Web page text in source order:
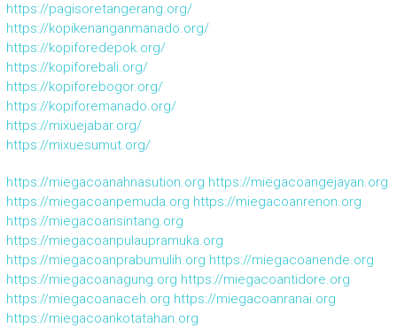
https://pagisoretangerang.org/
https://kopikenanganmanado.org/
https://kopiforedepok.org/
https://kopiforebali.org/
https://kopiforebogor.org/
https://kopiforemanado.org/
https://mixuejabar.org/
https://mixuesumut.org/
https://miegacoanahnasution.org https://miegacoangejayan.org
https://miegacoanpemuda.org https://miegacoanrenon.org
https://miegacoansintang.org
https://miegacoanpulaupramuka.org
https://miegacoanprabumulih.org https://miegacoanende.org
https://miegacoanagung.org https://miegacoantidore.org
https://miegacoanaceh.org https://miegacoanranai.org
https://miegacoankotatahan.org